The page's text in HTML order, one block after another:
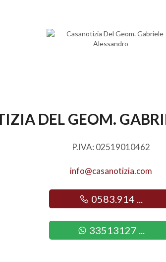
DEL GEOM.
P.IVA: 02519010462
info@casanotizia.com
0583.914 ...
33513127 ...